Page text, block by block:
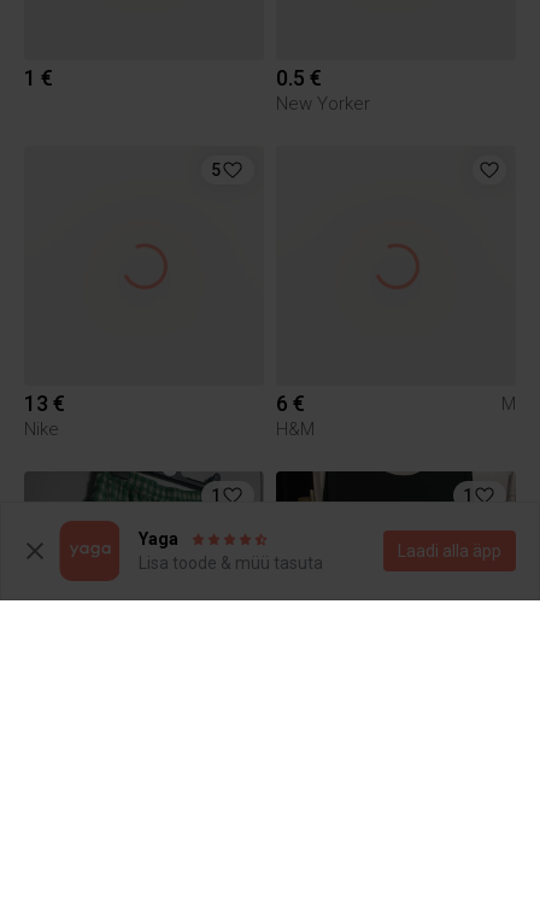
1 € 0.5 €
New Yorker
5
13 €
Nike
6 €
M
H&M
1 1
Yaga
Lisa toode & müü tasuta
Laadi alla äpp